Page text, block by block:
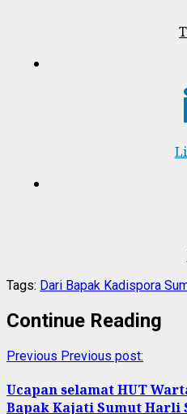
Tags: Dari Bapak Kadispora
Continue Reading
Previous Previous post:
Ucapan selamat HUT
Bapak Kajati Sumut Harli